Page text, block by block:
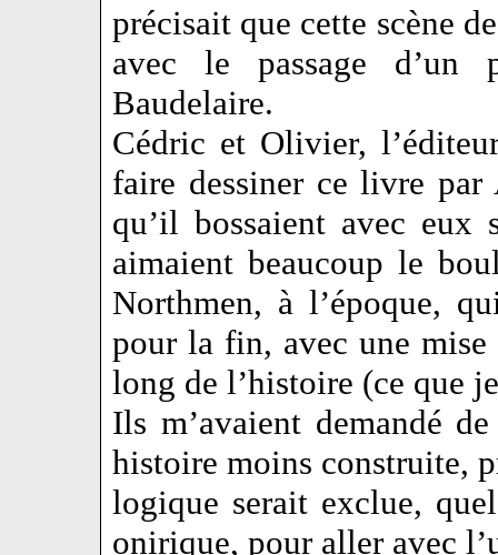
précisait que cette scène
avec le passage
Baudelaire.
Cédric et Olivier,
faire dessiner ce livre par
qu’il bossaient avec
aimaient beaucoup le
Northmen, à l’époque,
pour la fin, avec une mise
long de l’histoire (ce que
Ils m’avaient demandé
histoire moins construite,
logique serait exclue,
onirique, pour aller avec